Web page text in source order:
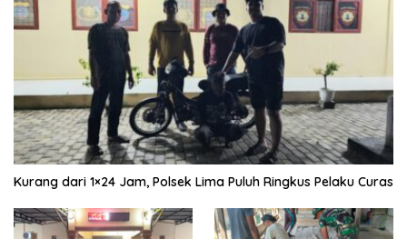
Kurang dari 1×24 Jam, Polsek Lima Puluh Ringkus Pelaku Curas